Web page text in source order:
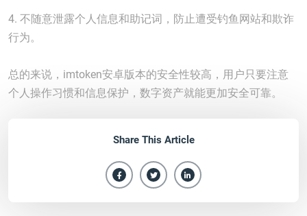
4. 不随意泄露个人信息和助记词，防止遭受钓鱼网站和欺诈
行为。
总的来说，imtoken安卓版本的安全性较高，用户只要注意
个人操作习惯和信息保护，数字资产就能更加安全可靠。
Share This Article